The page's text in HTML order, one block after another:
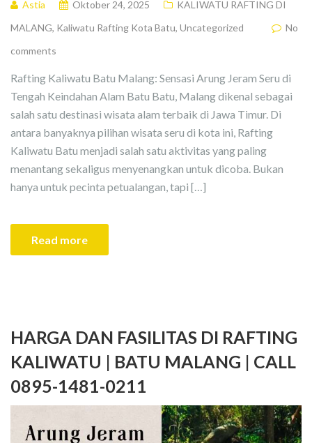
Astia Oktober 24, 2025
KALIWATU RAFTING DI
MALANG, Kaliwatu Rafting Kota Batu, Uncategorized
No
comments
Rafting Kaliwatu Batu Malang: Sensasi Arung Jeram Seru di
Tengah Keindahan Alam Batu Batu, Malang dikenal sebagai
salah satu destinasi wisata alam terbaik di Jawa Timur. Di
antara banyaknya pilihan wisata seru di kota ini, Rafting
Kaliwatu Batu menjadi salah satu aktivitas yang paling
menantang sekaligus menyenangkan untuk dicoba. Bukan
hanya untuk pecinta petualangan, tapi […]
Read more
HARGA DAN FASILITAS DI RAFTING
KALIWATU | BATU MALANG | CALL
0895-1481-0211